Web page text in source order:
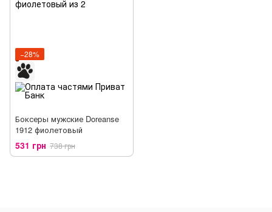
−28%
Боксеры мужские Doreanse
1912 фиолетовый
531 грн 738 грн